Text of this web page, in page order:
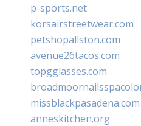
p-sports.net
korsairstreetwear.com
petshopallston.com
avenue26tacos.com
topgglasses.com
missblackpasadena.com
anneskitchen.org